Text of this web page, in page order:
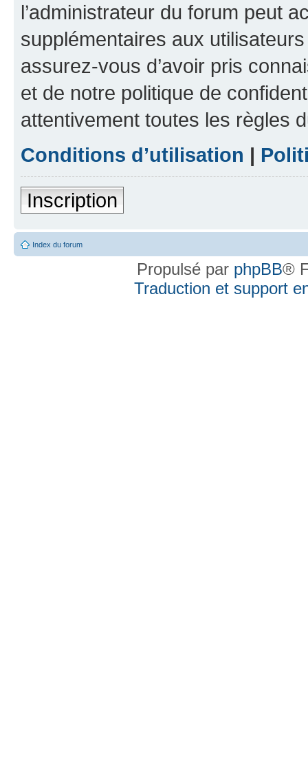
l’administrateur du forum peut
supplémentaires aux
assurez-vous d’avoir pris
et de notre politique de
attentivement toutes les règles
Conditions d’utilisation |
Inscription
Index du forum
Propulsé par phpBB®
Traduction et support